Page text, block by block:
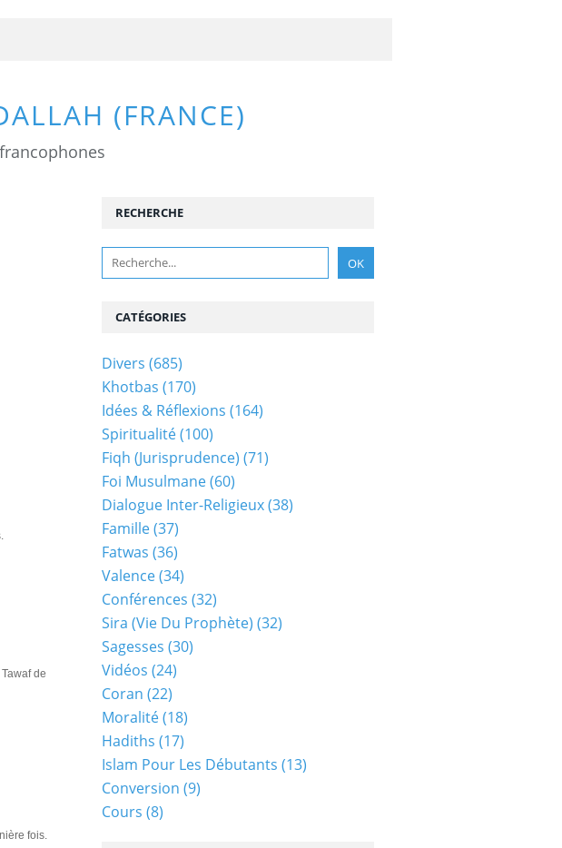
(FRANCE)
de
fois.
RECHERCHE
CATÉGORIES
Divers (685)
Khotbas (170)
Idées & Réflexions (164)
Spiritualité(100)
Fiqh (jurisprudence) (71)
Foi Musulmane(60)
Dialogue Inter-Religieux(38)
Famille(37)
Fatwas (36)
Valence(34)
Conférences (32)
Sira (vie Du Prophète) (32)
Sagesses (30)
Vidéos (24)
Coran (22)
Moralité(18)
Hadiths (17)
Islam Pour Les Débutants (13)
Conversion (9)
Cours (8)